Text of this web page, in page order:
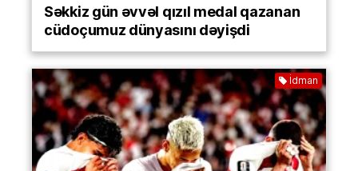
Səkkiz gün əvvəl qızıl medal qazanan
cüdoçumuz dünyasını dəyişdi
İdman